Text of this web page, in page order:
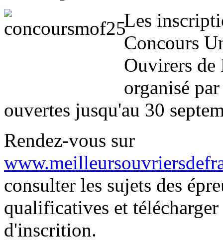
Les
Concours
Ouvirers de
organisé
ouvertes jusqu'au 30
Rendez-vous sur
consulter les sujets des
qualificatives et
d'inscrition.